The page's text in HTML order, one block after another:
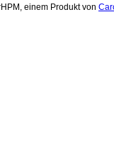
einem Produkt von